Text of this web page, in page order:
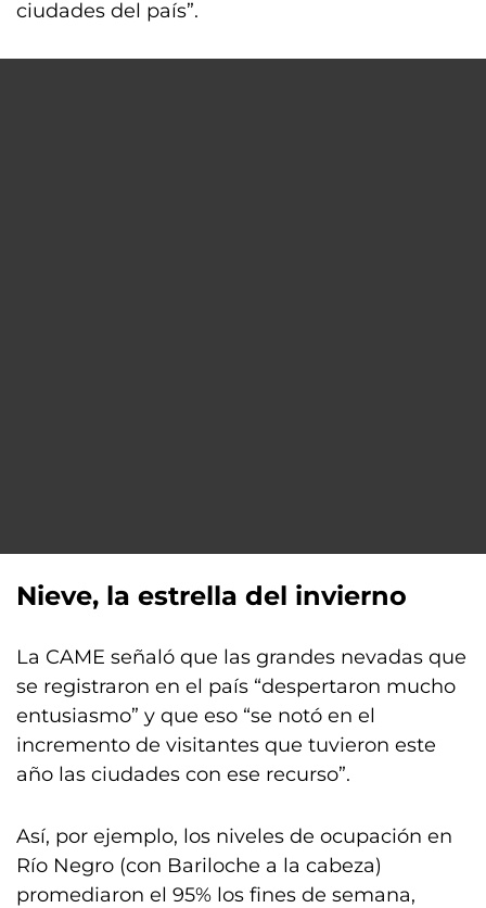
ciudades del país”.
Nieve, la estrella del invierno
La CAME señaló que las grandes nevadas que
se registraron en el país “despertaron mucho
entusiasmo” y que eso “se notó en el
incremento de visitantes que tuvieron este
año las ciudades con ese recurso”.
Así, por ejemplo, los niveles de ocupación en
Río Negro (con Bariloche a la cabeza)
promediaron el 95% los fines de semana,